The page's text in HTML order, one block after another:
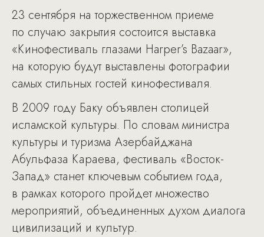
23 сентября на торжественном приеме
по случаю закрытия состоится выставка
«Кинофестиваль глазами Harper’s Bazaar»,
на которую будут выставлены фотографии
самых стильных гостей кинофестиваля.
В 2009 году Баку объявлен столицей
исламской культуры. По словам министра
культуры и туризма Азербайджана
Абульфаза Караева, фестиваль «Восток-
Запад» станет ключевым событием года,
в рамках которого пройдет множество
мероприятий, объединенных духом диалога
цивилизаций и культур.